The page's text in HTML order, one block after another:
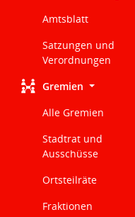
Amtsblatt
Satzungen und
Verordnungen
Gremien
Alle Gremien
Stadtrat und
Ausschüsse
Ortsteilräte
Fraktionen